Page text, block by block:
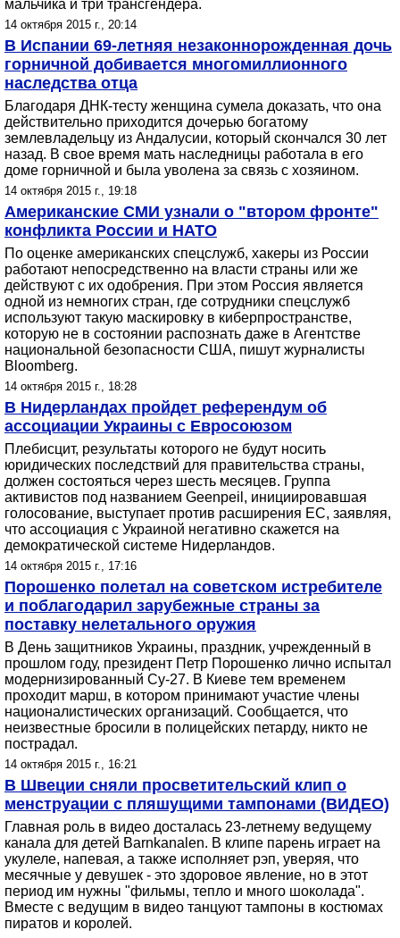
мальчика и три трансгендера.
14 октября 2015 г., 20:14
В Испании 69-летняя незаконнорожденная дочь
горничной добивается многомиллионного
наследства отца
Благодаря ДНК-тесту женщина сумела доказать, что она
действительно приходится дочерью богатому
землевладельцу из Андалусии, который скончался 30 лет
назад. В свое время мать наследницы работала в его
доме горничной и была уволена за связь с хозяином.
14 октября 2015 г., 19:18
Американские СМИ узнали о "втором фронте"
конфликта России и НАТО
По оценке американских спецслужб, хакеры из России
работают непосредственно на власти страны или же
действуют с их одобрения. При этом Россия является
одной из немногих стран, где сотрудники спецслужб
используют такую маскировку в киберпространстве,
которую не в состоянии распознать даже в Агентстве
национальной безопасности США, пишут журналисты
Bloomberg.
14 октября 2015 г., 18:28
В Нидерландах пройдет референдум об
ассоциации Украины с Евросоюзом
Плебисцит, результаты которого не будут носить
юридических последствий для правительства страны,
должен состояться через шесть месяцев. Группа
активистов под названием Geenpeil, инициировавшая
голосование, выступает против расширения ЕС, заявляя,
что ассоциация с Украиной негативно скажется на
демократической системе Нидерландов.
14 октября 2015 г., 17:16
Порошенко полетал на советском истребителе
и поблагодарил зарубежные страны за
поставку нелетального оружия
В День защитников Украины, праздник, учрежденный в
прошлом году, президент Петр Порошенко лично испытал
модернизированный Су-27. В Киеве тем временем
проходит марш, в котором принимают участие члены
националистических организаций. Сообщается, что
неизвестные бросили в полицейских петарду, никто не
пострадал.
14 октября 2015 г., 16:21
В Швеции сняли просветительский клип о
менструации с пляшущими тампонами (ВИДЕО)
Главная роль в видео досталась 23-летнему ведущему
канала для детей Barnkanalen. В клипе парень играет на
укулеле, напевая, а также исполняет рэп, уверяя, что
месячные у девушек - это здоровое явление, но в этот
период им нужны "фильмы, тепло и много шоколада".
Вместе с ведущим в видео танцуют тампоны в костюмах
пиратов и королей.